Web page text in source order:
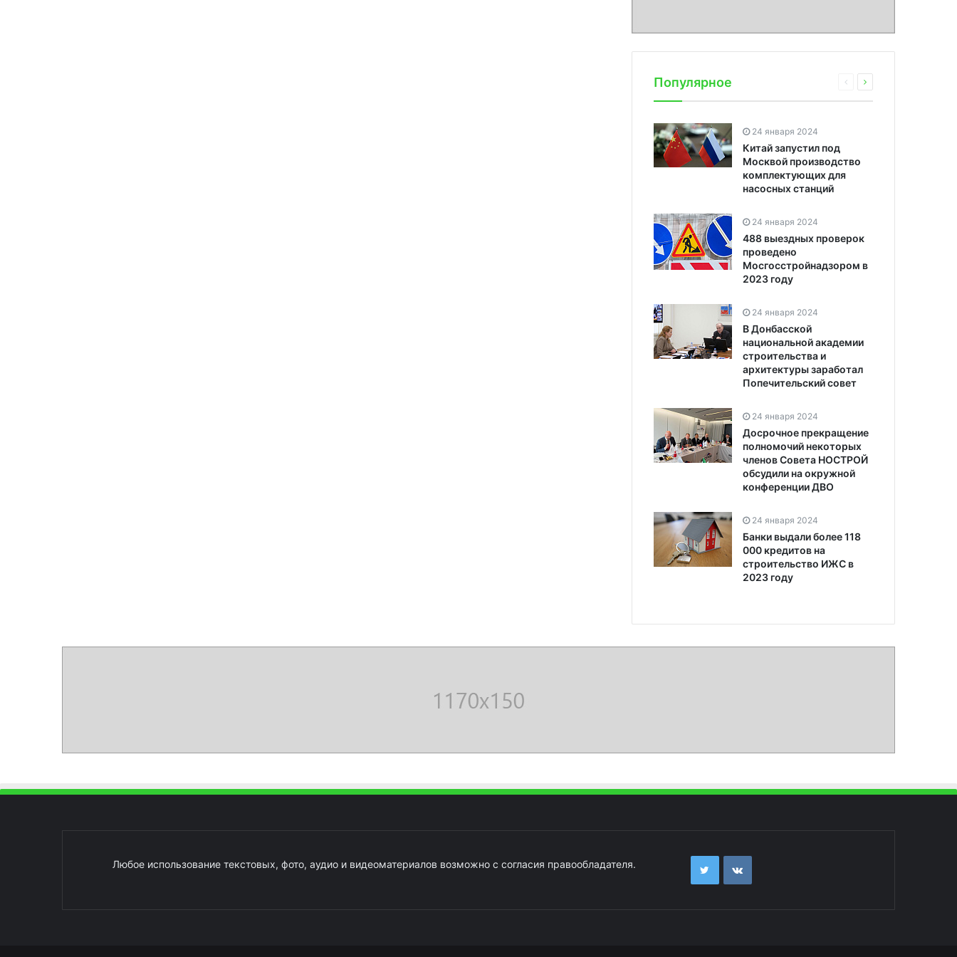
Популярное
24 января 2024
Китай запустил под
Москвой производство
комплектующих для
насосных станций
24 января 2024
488 выездных проверок
проведено
Мосгосстройнадзором в
2023 году
24 января 2024
В Донбасской
национальной академии
строительства и
архитектуры заработал
Попечительский совет
24 января 2024
Досрочное прекращение
полномочий некоторых
членов Совета НОСТРОЙ
обсудили на окружной
конференции ДВО
24 января 2024
Банки выдали более 118
000 кредитов на
строительство ИЖС в
2023 году
Любое использование текстовых, фото, аудио и видеоматериалов возможно с согласия правообладателя.